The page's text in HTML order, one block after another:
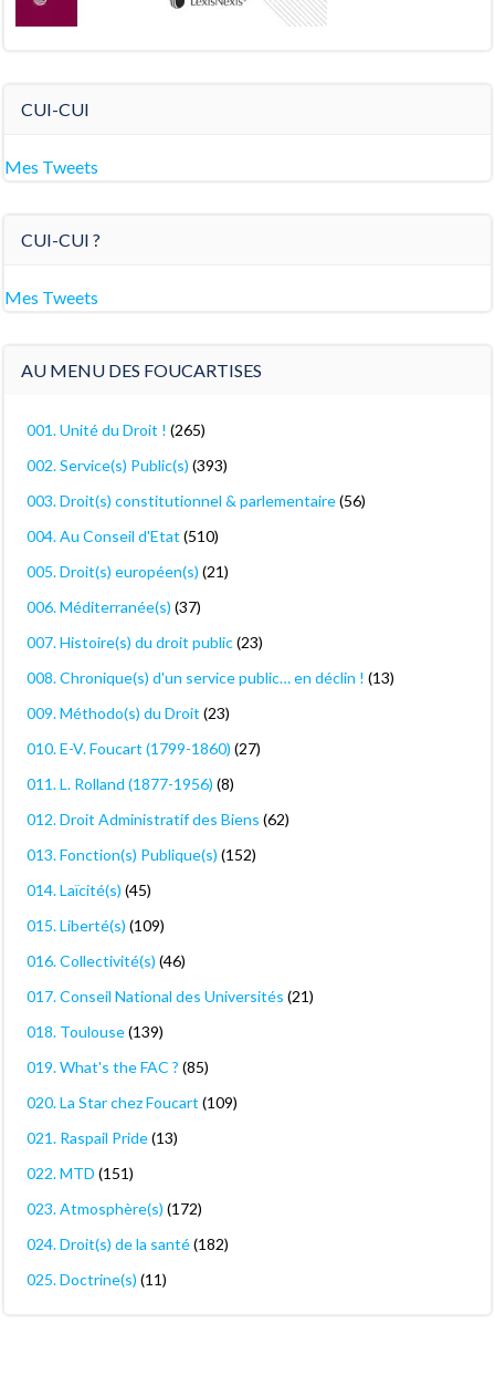
CUI-CUI
Mes Tweets
CUI-CUI ?
Mes Tweets
AU MENU DES FOUCARTISES
001. Unité du Droit ! (265)
002. Service(s) Public(s) (393)
003. Droit(s) constitutionnel & parlementaire(56)
004. Au Conseil d'Etat (510)
005. Droit(s) européen(s) (21)
006. Méditerranée(s) (37)
007. Histoire(s) du droit public(23)
008. Chronique(s) d'un service public… en déclin ! (13)
009. Méthodo(s) du Droit (23)
010. E-V. Foucart (1799-1860) (27)
011. L. Rolland (1877-1956) (8)
012. Droit Administratif des Biens (62)
013. Fonction(s) Publique(s) (152)
014. Laïcité(s) (45)
015. Liberté(s) (109)
016. Collectivité(s) (46)
017. Conseil National des Universités (21)
018. Toulouse(139)
019. What's the FAC ? (85)
020. La Star chez Foucart (109)
021. Raspail Pride(13)
022. MTD (151)
023. Atmosphère(s) (172)
024. Droit(s) de la santé(182)
025. Doctrine(s) (11)